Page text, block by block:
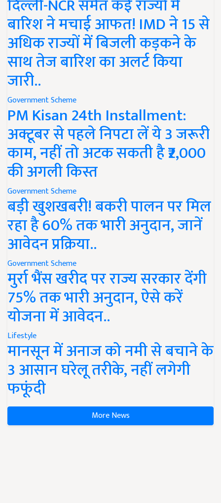
दिल्ली-NCR समेत कई राज्यों में
बारिश ने मचाई आफत! IMD ने 15 से
अधिक राज्यों में बिजली कड़कने के
साथ तेज बारिश का अलर्ट किया
जारी..
Government Scheme
PM Kisan 24th Installment:
अक्टूबर से पहले निपटा लें ये 3 जरूरी
काम, नहीं तो अटक सकती है ₹2,000
की अगली किस्त
Government Scheme
बड़ी खुशखबरी! बकरी पालन पर मिल
रहा है 60% तक भारी अनुदान, जानें
आवेदन प्रक्रिया..
Government Scheme
मुर्रा भैंस खरीद पर राज्य सरकार देंगी
75% तक भारी अनुदान, ऐसे करें
योजना में आवेदन..
Lifestyle
मानसून में अनाज को नमी से बचाने के
3 आसान घरेलू तरीके, नहीं लगेगी
फफूंदी
More News